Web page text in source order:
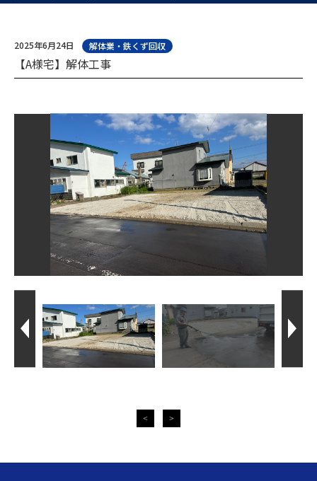
2025年6月24日 解体業・鉄くず回収
【A様宅】解体工事
< >